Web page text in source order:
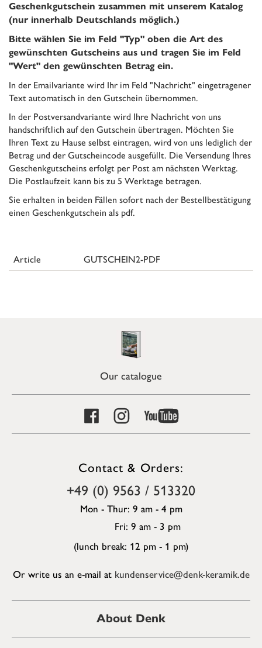
Geschenkgutschein zusammen mit unserem Katalog
(nur innerhalb Deutschlands möglich.)
Bitte wählen Sie im Feld "Typ" oben die Art des
gewünschten Gutscheins aus und tragen Sie im Feld
"Wert" den gewünschten Betrag ein.
In der Emailvariante wird Ihr im Feld "Nachricht" eingetragener
Text automatisch in den Gutschein übernommen.
In der Postversandvariante wird Ihre Nachricht von uns
handschriftlich auf den Gutschein übertragen. Möchten Sie
Ihren Text zu Hause selbst eintragen, wird von uns lediglich der
Betrag und der Gutscheincode ausgefüllt. Die Versendung Ihres
Geschenkgutscheins erfolgt per Post am nächsten Werktag.
Die Postlaufzeit kann bis zu 5 Werktage betragen.
Sie erhalten in beiden Fällen sofort nach der Bestellbestätigung
einen Geschenkgutschein als pdf.
Article GUTSCHEIN2-PDF
Our catalogue
Contact & Orders:
+49 (0) 9563 / 513320
Mon - Thur: 9 am - 4 pm
Fri: 9 am - 3 pm
(lunch break: 12 pm - 1 pm)
Or write us an e-mail at kundenservice@denk-keramik.de
About Denk